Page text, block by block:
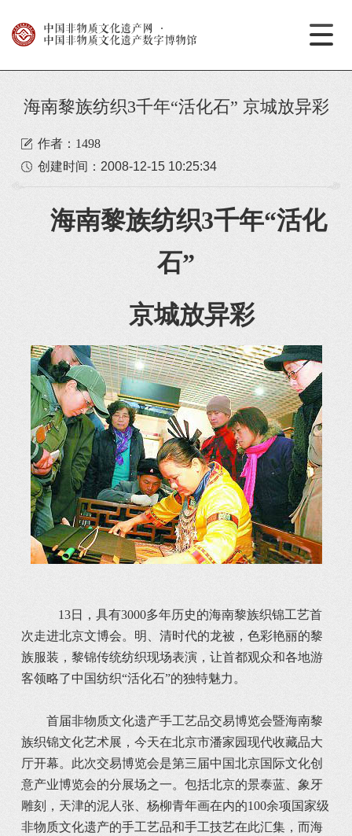
中国非物质文化遗产网
·
中国非物质文化遗产数字博物馆
海南黎族纺织3千年“活化石” 京城放异彩
作者：1498
创建时间： 2008-12-15 10:25:34
海南黎族纺织3千年“活化
石”
京城放异彩
13日，具有3000多年历史的海南黎族织锦工艺首
次走进北京文博会。明、清时代的龙被，色彩艳丽的黎
族服装，黎锦传统纺织现场表演，让首都观众和各地游
客领略了中国纺织“活化石”的独特魅力。
首届非物质文化遗产手工艺品交易博览会暨海南黎
族织锦文化艺术展，今天在北京市潘家园现代收藏品大
厅开幕。此次交易博览会是第三届中国北京国际文化创
意产业博览会的分展场之一。包括北京的景泰蓝、象牙
雕刻，天津的泥人张、杨柳青年画在内的100余项国家级
非物质文化遗产的手工艺品和手工技艺在此汇集，而海